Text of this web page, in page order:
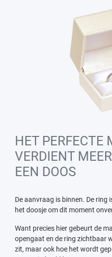
HET PERFECTE
VERDIENT
EEN DOOS
De aanvraag is binnen. De ring
het doosje om dit moment
Want precies hier gebeurt de
opengaat en de ring zichtbaar
zit, maar ook hoe het wordt